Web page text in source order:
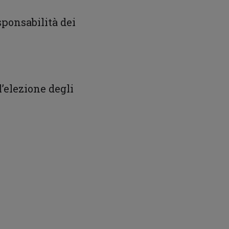
dei
degli